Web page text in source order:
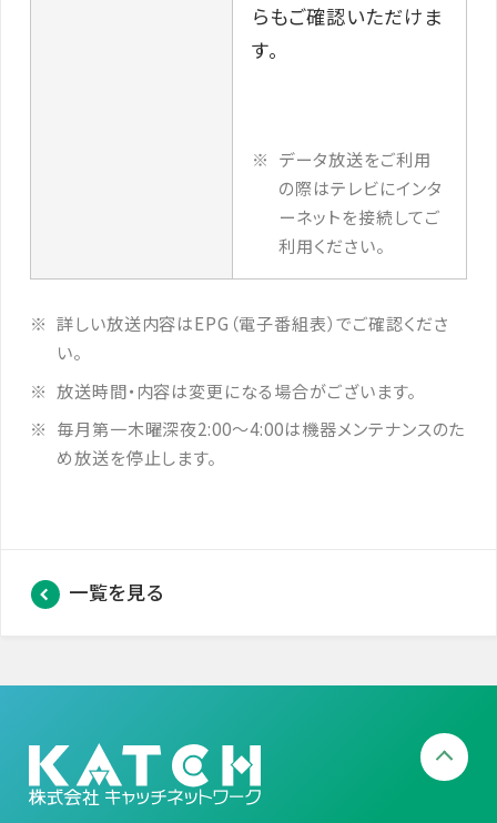
らもご確認いただけま
す。
データ放送をご利用
の際はテレビにインタ
ーネットを接続してご
利用ください。
詳しい放送内容はEPG（電子番組表）でご確認くださ
い。
放送時間・内容は変更になる場合がございます。
毎月第一木曜深夜2:00～4:00は機器メンテナンスのた
め放送を停止します。
一覧を見る